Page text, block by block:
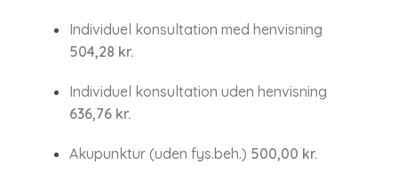
Individuel konsultation med henvisning
504,28 kr.
​Individuel konsultation uden henvisning
636,76 kr.
Akupunktur​ (uden fys.beh.) 500,00 kr.